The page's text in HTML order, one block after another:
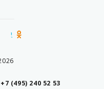
+7 (495) 240 52 53